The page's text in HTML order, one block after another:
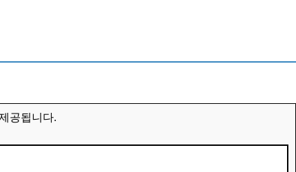
공됩니다.